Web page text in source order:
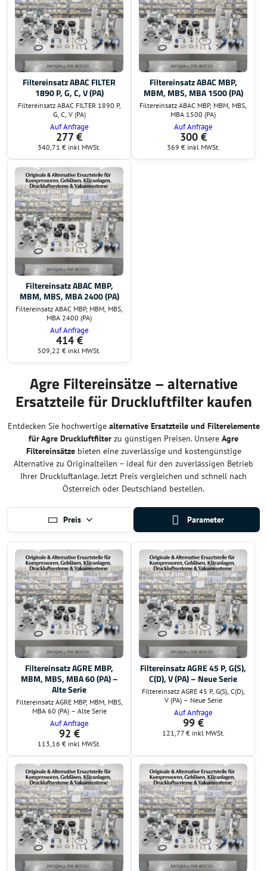
Filtereinsatz ABAC FILTER
1890 P, G, C, V (PA)
Filtereinsatz ABAC FILTER 1890 P,
G, C, V (PA)
Auf Anfrage
277 €
340,71 € inkl MWSt.
Filtereinsatz ABAC MBP,
MBM, MBS, MBA 1500 (PA)
Filtereinsatz ABAC MBP, MBM, MBS,
MBA 1500 (PA)
Auf Anfrage
300 €
369 € inkl MWSt.
Filtereinsatz ABAC MBP,
MBM, MBS, MBA 2400 (PA)
Filtereinsatz ABAC MBP, MBM, MBS,
MBA 2400 (PA)
Auf Anfrage
414 €
509,22 € inkl MWSt.
Agre Filtereinsätze – alternative
Ersatzteile für Druckluftfilter kaufen
Entdecken Sie hochwertige alternative Ersatzteile und Filterelemente
für Agre Druckluftfilter zu günstigen Preisen. Unsere Agre
Filtereinsätzebieten eine zuverlässige und kostengünstige
Alternative zu Originalteilen – ideal für den zuverlässigen Betrieb
Ihrer Druckluftanlage. Jetzt Preis vergleichen und schnell nach
Österreich oder Deutschland bestellen.
Preis Parameter
Filtereinsatz AGRE MBP,
MBM, MBS, MBA 60 (PA) –
Alte Serie
Filtereinsatz AGRE MBP, MBM, MBS,
MBA 60 (PA) – Alte Serie
Auf Anfrage
92 €
113,16 € inkl MWSt.
Filtereinsatz AGRE 45 P, G(S),
C(D), V (PA) – Neue Serie
Filtereinsatz AGRE 45 P, G(S), C(D),
V (PA) – Neue Serie
Auf Anfrage
99 €
121,77 € inkl MWSt.